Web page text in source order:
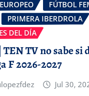
FÚTBOL
PRIMERA IBERDROLA
DEL DÍA
TV no sabe si
F 2026-2027
Jul 30,